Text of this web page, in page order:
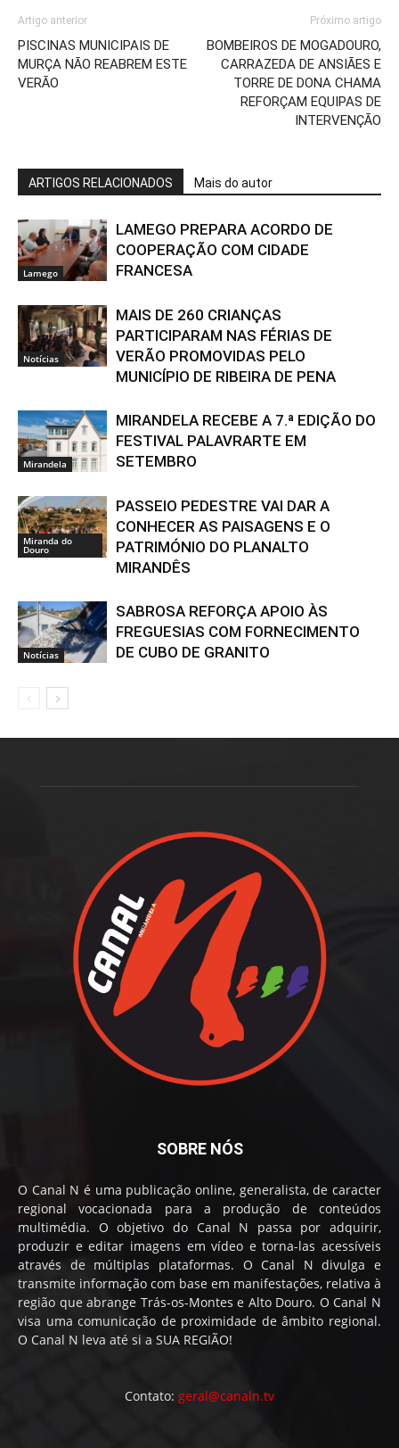
Artigo anterior
PISCINAS MUNICIPAIS DE
MURÇA NÃO REABREM ESTE
VERÃO
Próximo artigo
BOMBEIROS DE MOGADOURO,
CARRAZEDA DE ANSIÃES E
TORRE DE DONA CHAMA
REFORÇAM EQUIPAS DE
INTERVENÇÃO
ARTIGOS RELACIONADOS Mais do autor
Lamego
LAMEGO PREPARA ACORDO DE
COOPERAÇÃO COM CIDADE
FRANCESA
Notícias
MAIS DE 260 CRIANÇAS
PARTICIPARAM NAS FÉRIAS DE
VERÃO PROMOVIDAS PELO
MUNICÍPIO DE RIBEIRA DE PENA
Mirandela
MIRANDELA RECEBE A 7.ª EDIÇÃO DO
FESTIVAL PALAVRARTE EM
SETEMBRO
Miranda do
Douro
PASSEIO PEDESTRE VAI DAR A
CONHECER AS PAISAGENS E O
PATRIMÓNIO DO PLANALTO
MIRANDÊS
Notícias
SABROSA REFORÇA APOIO ÀS
FREGUESIAS COM FORNECIMENTO
DE CUBO DE GRANITO
SOBRE NÓS
O Canal N é uma publicação online, generalista, de caracter
regional vocacionada para a produção de conteúdos
multimédia. O objetivo do Canal N passa por adquirir,
produzir e editar imagens em vídeo e torna-las acessíveis
através de múltiplas plataformas. O Canal N divulga e
transmite informação com base em manifestações, relativa à
região que abrange Trás-os-Montes e Alto Douro. O Canal N
visa uma comunicação de proximidade de âmbito regional.
O Canal N leva até si a SUA REGIÃO!
Contato: geral@canaln.tv